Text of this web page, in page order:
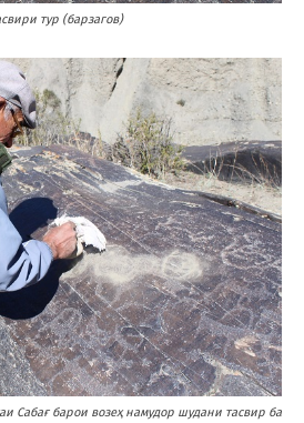
тур (барзагов)
Сабағ барои возеҳ намудор шудани тасвир ба